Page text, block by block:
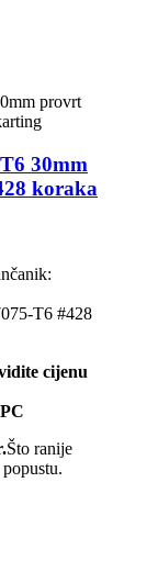
30mm
koraka
T6 #428
cijenu
Što ranije